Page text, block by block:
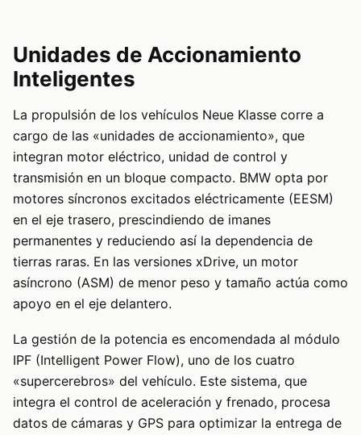
Unidades de Accionamiento
Inteligentes
La propulsión de los vehículos Neue Klasse corre a
cargo de las «unidades de accionamiento», que
integran motor eléctrico, unidad de control y
transmisión en un bloque compacto. BMW opta por
motores síncronos excitados eléctricamente (EESM)
en el eje trasero, prescindiendo de imanes
permanentes y reduciendo así la dependencia de
tierras raras. En las versiones xDrive, un motor
asíncrono (ASM) de menor peso y tamaño actúa como
apoyo en el eje delantero.
La gestión de la potencia es encomendada al módulo
IPF (Intelligent Power Flow), uno de los cuatro
«supercerebros» del vehículo. Este sistema, que
integra el control de aceleración y frenado, procesa
datos de cámaras y GPS para optimizar la entrega de